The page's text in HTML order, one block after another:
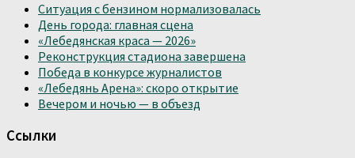
Ситуация с бензином нормализовалась
День города: главная сцена
«Лебедянская краса — 2026»
Реконструкция стадиона завершена
Победа в конкурсе журналистов
«Лебедянь Арена»: скоро открытие
Вечером и ночью — в объезд
Ссылки